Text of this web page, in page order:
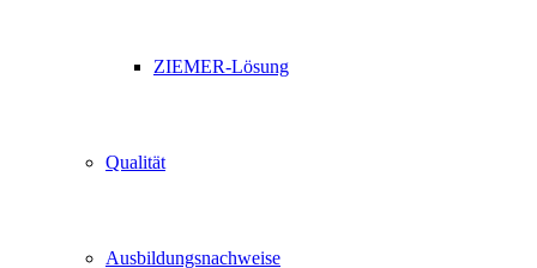
ZIEMER-Lösung
Qualität
Ausbildungsnachweise